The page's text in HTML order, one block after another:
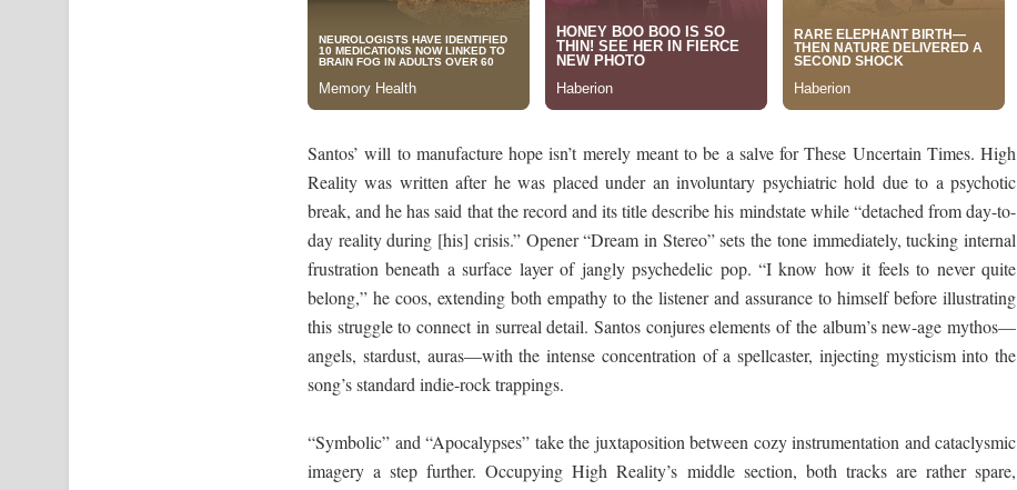
Santos’ will to manufacture hope isn’t merely meant to be a salve for These Uncertain Times. High
Reality was written after he was placed under an involuntary psychiatric hold due to a psychotic
break, and he has said that the record and its title describe his mindstate while “detached from day-to-
day reality during [his] crisis.” Opener “Dream in Stereo” sets the tone immediately, tucking internal
frustration beneath a surface layer of jangly psychedelic pop. “I know how it feels to never quite
belong,” he coos, extending both empathy to the listener and assurance to himself before illustrating
this struggle to connect in surreal detail. Santos conjures elements of the album’s new-age mythos—
angels, stardust, auras—with the intense concentration of a spellcaster, injecting mysticism into the
song’s standard indie-rock trappings.
“Symbolic” and “Apocalypses” take the juxtaposition between cozy instrumentation and cataclysmic
imagery a step further. Occupying High Reality’s middle section, both tracks are rather spare,